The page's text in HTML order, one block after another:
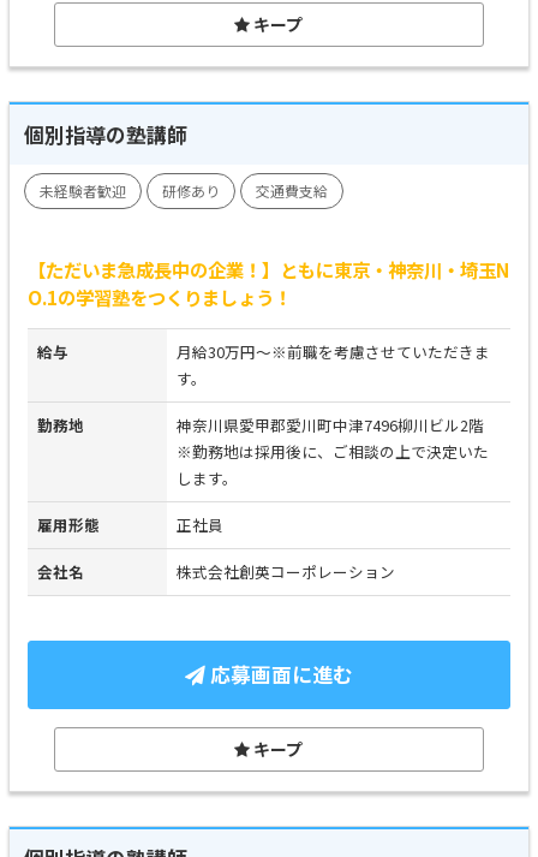
キープ
個別指導の塾講師
未経験者歓迎 研修あり 交通費支給
【ただいま急成長中の企業！】ともに東京・神奈川・埼玉N
O.1の学習塾をつくりましょう！
給与
月給30万円～※前職を考慮させていただきま
す。
勤務地
神奈川県愛甲郡愛川町中津7496柳川ビル2階
※勤務地は採用後に、ご相談の上で決定いた
します。
雇用形態 正社員
会社名 株式会社創英コーポレーション
応募画面に進む
キープ